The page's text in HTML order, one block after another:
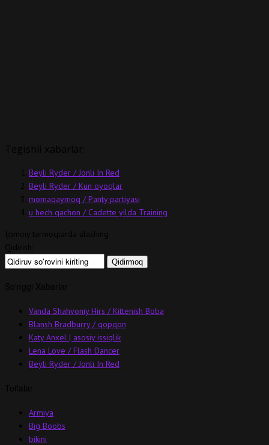
Beyli Ryder / Jonli In Red
Beyli Ryder / Kun oyoqlar
momaqaymoq / Panty partiyasi
u hech qachon / Cadette yilda Training
Vanda Shahvoniy Hirs / Kittenish Boba
Blansh Bradburry / qopqon
Katy Anxel | asosiy issiqlik
Lena Love / Flash Dancer
Beyli Ryder / Jonli In Red
Armiya
Big Boobs
bikini